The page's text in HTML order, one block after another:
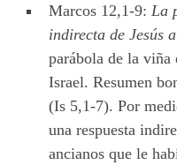
Marcos 12,1-9: La
indirecta de Jesús
parábola de la viña
Israel. Resumen
(Is 5,1-7). Por
una respuesta
ancianos que le